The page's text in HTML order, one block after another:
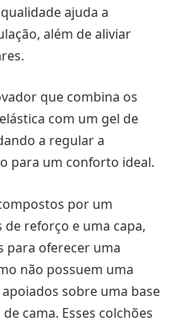
ajuda a
além de aliviar
que combina os
com um gel de
a regular a
para um conforto ideal.
por um
reforço e uma capa,
para oferecer uma
não possuem uma
sobre uma base
cama. Esses colchões